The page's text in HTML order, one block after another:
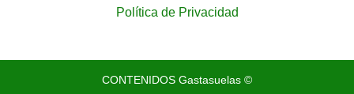
Política de Privacidad
CONTENIDOS Gastasuelas ©